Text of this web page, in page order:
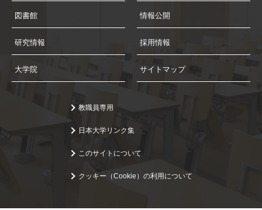
図書館
研究情報
大学院
情報公開
採用情報
サイトマップ
教職員専用
日本大学リンク集
このサイトについて
クッキー（Cookie）の利用について